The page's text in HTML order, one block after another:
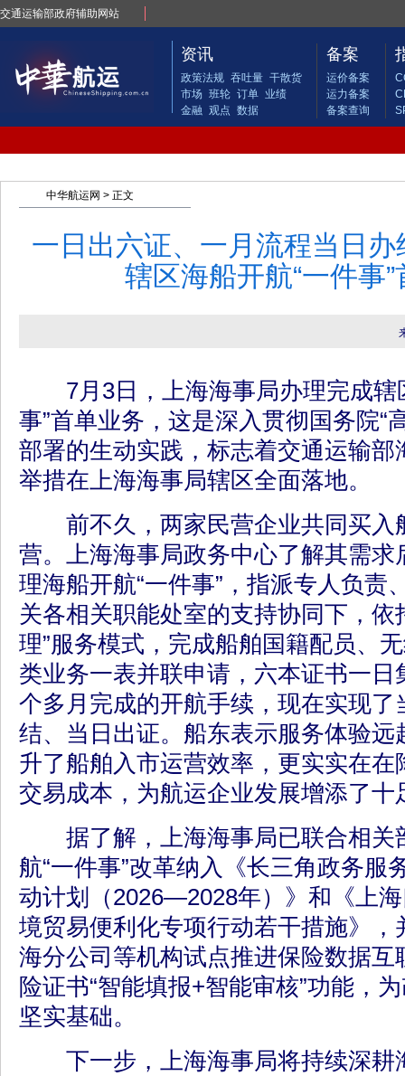
交通运输部政府辅助网站
资讯
政策法规 吞吐量 干散货
市场 班轮 订单 业绩
金融 观点 数据
备案
运价备案
运力备案
备案查询
中华航运网 > 正文
一日出六证、一月流程当日
辖区海船开航“一件事
7月3日，上海海事局办理完成辖
事”首单业务，这是深入贯彻国务院“
部署的生动实践，标志着交通运输部
举措在上海海事局辖区全面落地。
前不久，两家民营企业共同买入
营。上海海事局政务中心了解其需求
理海船开航“一件事”，指派专人负责
关各相关职能处室的支持协同下，依
理”服务模式，完成船舶国籍配员、
类业务一表并联申请，六本证书一
个多月完成的开航手续，现在实现了
结、当日出证。船东表示服务体验远
升了船舶入市运营效率，更实实在
交易成本，为航运企业发展增添了十
据了解，上海海事局已联合相关
航“一件事”改革纳入《长三角政务服
动计划（2026—2028年）》和《上
境贸易便利化专项行动若干措施》，
海分公司等机构试点推进保险数据互
险证书“智能填报+智能审核”功能，
坚实基础。
下一步，上海海事局将持续深耕